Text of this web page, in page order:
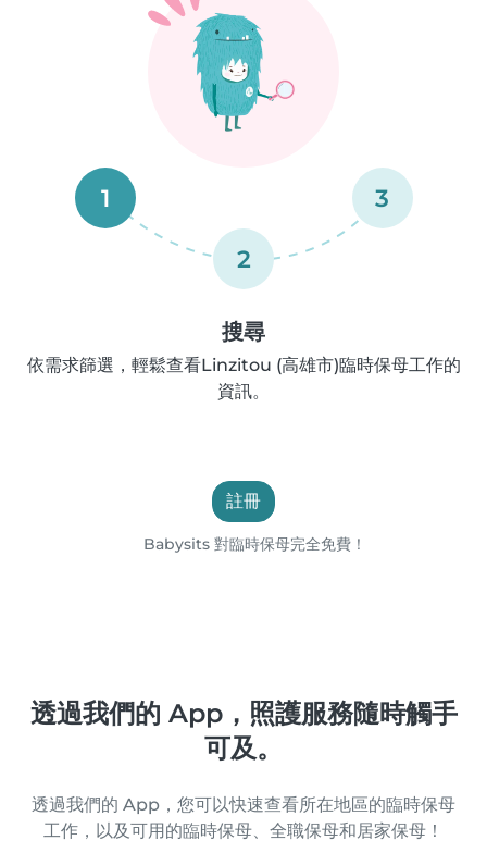
1
2
3
搜尋
依需求篩選，輕鬆查看Linzitou (高雄市)臨時保母工作的
資訊。
註冊
Babysits 對臨時保母完全免費！
透過我們的 App，照護服務隨時觸手
可及。
透過我們的 App，您可以快速查看所在地區的臨時保母
工作，以及可用的臨時保母、全職保母和居家保母！